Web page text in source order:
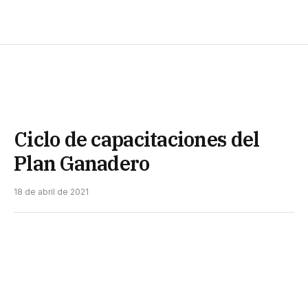
Ciclo de capacitaciones del
Plan Ganadero
18 de abril de 2021